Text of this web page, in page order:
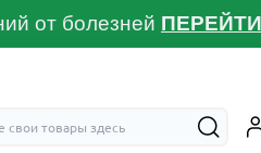
от болезней ПЕРЕЙТИ